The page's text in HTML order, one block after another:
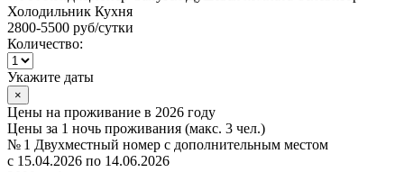
Холодильник Кухня
2800-5500 руб/сутки
Количество:
Укажите даты
×
Цены на проживание в 2026 году
Цены за 1 ночь проживания (макс. 3 чел.)
№ 1 Двухместный номер с дополнительным местом
с 15.04.2026 по 14.06.2026